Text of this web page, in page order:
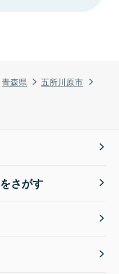
青森県
五所川原市
さがす